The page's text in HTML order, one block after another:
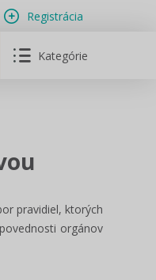
Registrácia
Kategórie
pravidiel, ktorých
orgánov